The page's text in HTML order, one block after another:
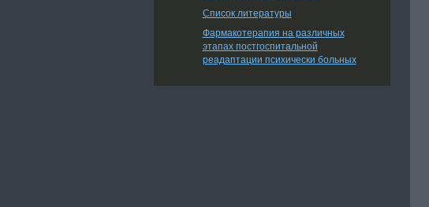
Список литературы
Фармакотерапия на различных
этапах постгоспитальной
реадаптации психически больных